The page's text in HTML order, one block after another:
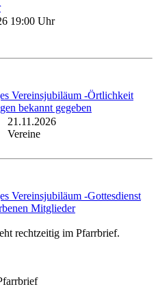
19:00 Uhr
Vereinsjubiläum -Örtlichkeit
bekannt gegeben
21.11.2026
Vereine
Vereinsjubiläum -Gottesdienst
Mitglieder
rechtzeitig im Pfarrbrief.